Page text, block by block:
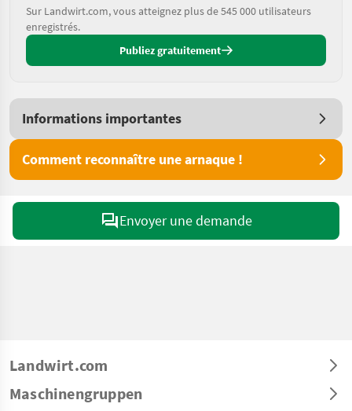
Sur Landwirt.com, vous atteignez plus de 545 000 utilisateurs
enregistrés.
Publiez gratuitement
Informations importantes
Comment reconnaître une arnaque !
Envoyer une demande
Landwirt.com
Maschinengruppen